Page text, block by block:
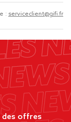
: serviceclient@gifi.fr
des offres